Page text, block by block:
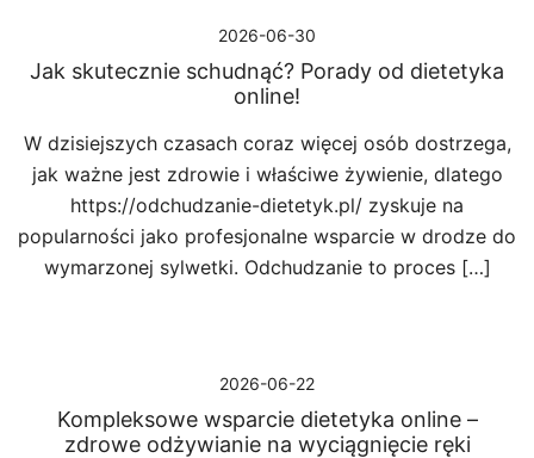
2026-06-30
Jak skutecznie schudnąć? Porady od dietetyka
online!
W dzisiejszych czasach coraz więcej osób dostrzega,
jak ważne jest zdrowie i właściwe żywienie, dlatego
https://odchudzanie-dietetyk.pl/ zyskuje na
popularności jako profesjonalne wsparcie w drodze do
wymarzonej sylwetki. Odchudzanie to proces […]
2026-06-22
Kompleksowe wsparcie dietetyka online –
zdrowe odżywianie na wyciągnięcie ręki